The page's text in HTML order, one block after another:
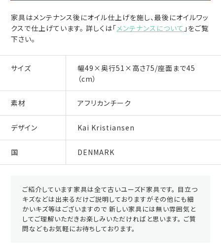
家具はメンテナンス後にオイル仕上げを施し、最後にオイルワッ
クスで仕上げています。 詳しくは「メンテナンスについて 」をご覧
下さい。
サイズ
幅49×奥行51×高さ75/座面まで45
（cm）
素材 アフリカンチーク
デザイン Kai Kristiansen
国 DENMARK
ご紹介しています家具は全て古いユーズド家具です。 目立つ
キズなどは出来るだけご説明しておりますがその他にも細
かいキズ等はございますので 新しい家具には無い雰囲気と
してご理解いただきお楽しみいただければと思います。 ご質
問などもお気軽にお待ちしております。